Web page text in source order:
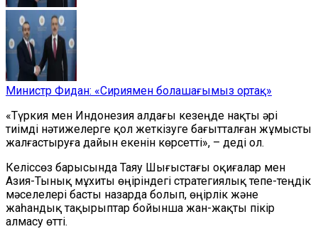
Министр Фидан: «Сириямен болашағымыз ортақ»
«Түркия мен Индонезия алдағы кезеңде нақты әрі
тиімді нәтижелерге қол жеткізуге бағытталған жұмысты
жалғастыруға дайын екенін көрсетті», – деді ол.
Келіссөз барысында Таяу Шығыстағы оқиғалар мен
Азия-Тынық мұхиты өңіріндегі стратегиялық тепе-теңдік
мәселелері басты назарда болып, өңірлік және
жаһандық тақырыптар бойынша жан-жақты пікір
алмасу өтті.